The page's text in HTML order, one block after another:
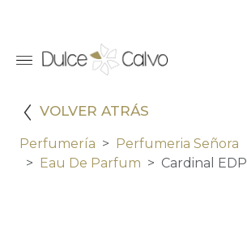
VOLVER ATRÁS
Perfumería
Perfumeria Señora
Eau De Parfum
Cardinal EDP